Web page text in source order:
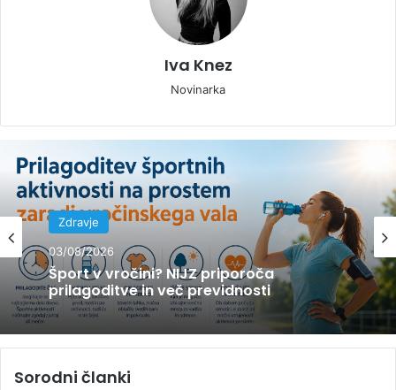
Iva Knez
Novinarka
Zdravje
03/08/2026
Zdravje
03/08/2026
WHO svetuje kako zaščititi svoje zdravje
v poletni vročini
Sorodni članki